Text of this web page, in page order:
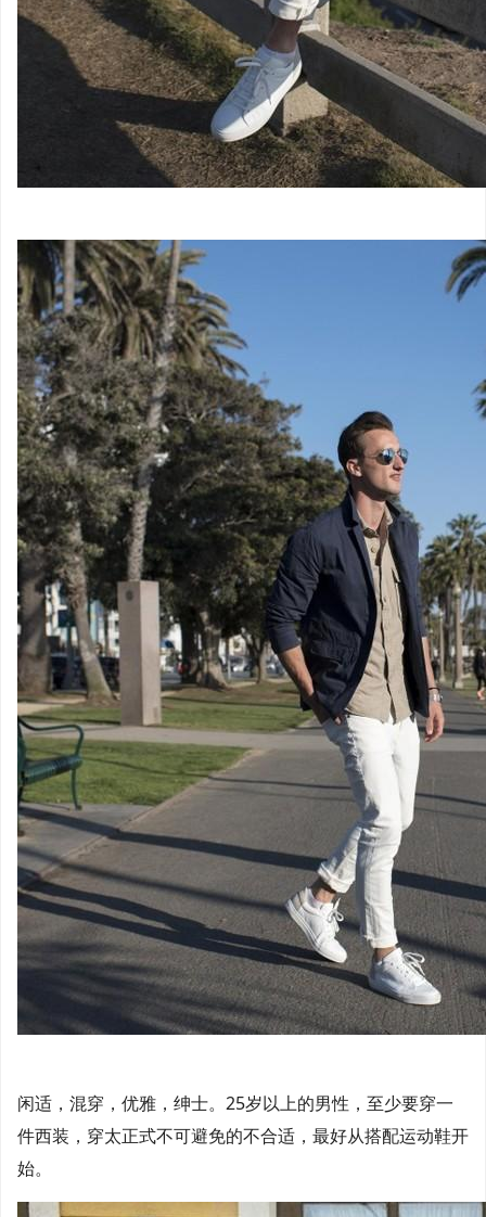
闲适，混穿，优雅，绅士。25岁以上的男性，至少要穿一
件西装，穿太正式不可避免的不合适，最好从搭配运动鞋开
始。